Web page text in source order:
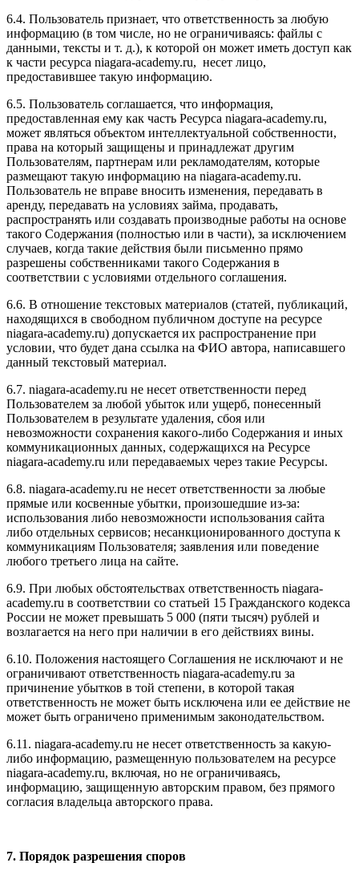
6.4. Пользователь признает, что ответственность за любую
информацию (в том числе, но не ограничиваясь: файлы с
данными, тексты и т. д.), к которой он может иметь доступ как
к части ресурса niagara-academy.ru, несет лицо,
предоставившее такую информацию.
6.5. Пользователь соглашается, что информация,
предоставленная ему как часть Ресурса niagara-academy.ru,
может являться объектом интеллектуальной собственности,
права на который защищены и принадлежат другим
Пользователям, партнерам или рекламодателям, которые
размещают такую информацию на niagara-academy.ru.
Пользователь не вправе вносить изменения, передавать в
аренду, передавать на условиях займа, продавать,
распространять или создавать производные работы на основе
такого Содержания (полностью или в части), за исключением
случаев, когда такие действия были письменно прямо
разрешены собственниками такого Содержания в
соответствии с условиями отдельного соглашения.
6.6. В отношение текстовых материалов (статей, публикаций,
находящихся в свободном публичном доступе на ресурсе
niagara-academy.ru) допускается их распространение при
условии, что будет дана ссылка на ФИО автора, написавшего
данный текстовый материал.
6.7. niagara-academy.ru не несет ответственности перед
Пользователем за любой убыток или ущерб, понесенный
Пользователем в результате удаления, сбоя или
невозможности сохранения какого-либо Содержания и иных
коммуникационных данных, содержащихся на Ресурсе
niagara-academy.ru или передаваемых через такие Ресурсы.
6.8. niagara-academy.ru не несет ответственности за любые
прямые или косвенные убытки, произошедшие из-за:
использования либо невозможности использования сайта
либо отдельных сервисов; несанкционированного доступа к
коммуникациям Пользователя; заявления или поведение
любого третьего лица на сайте.
6.9. При любых обстоятельствах ответственность niagara-
academy.ru в соответствии со статьей 15 Гражданского кодекса
России не может превышать 5 000 (пяти тысяч) рублей и
возлагается на него при наличии в его действиях вины.
6.10. Положения настоящего Соглашения не исключают и не
ограничивают ответственность niagara-academy.ru за
причинение убытков в той степени, в которой такая
ответственность не может быть исключена или ее действие не
может быть ограничено применимым законодательством.
6.11. niagara-academy.ru не несет ответственность за какую-
либо информацию, размещенную пользователем на ресурсе
niagara-academy.ru, включая, но не ограничиваясь,
информацию, защищенную авторским правом, без прямого
согласия владельца авторского права.
7. Порядок разрешения споров